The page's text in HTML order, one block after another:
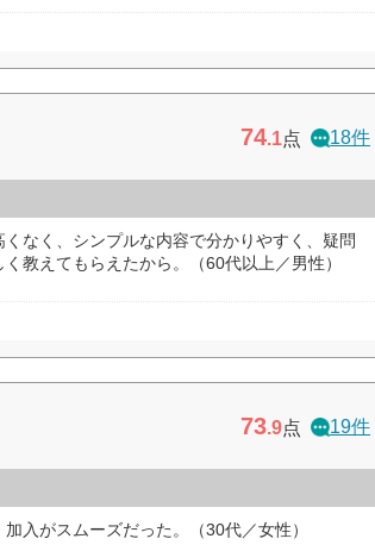
74.1点 18件
なく、シンプルな内容で分かりやすく、疑問
教えてもらえたから。（60代以上／男性）
73.9点 19件
入がスムーズだった。（30代／女性）